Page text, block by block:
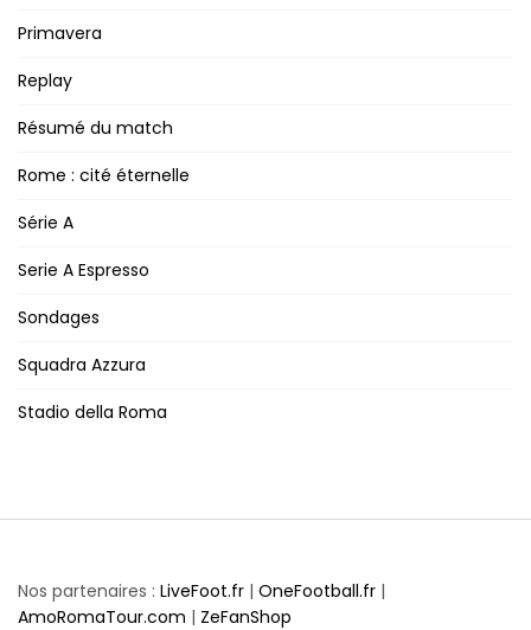
Primavera
Replay
Résumé du match
Rome : cité éternelle
Série A
Serie A Espresso
Sondages
Squadra Azzura
Stadio della Roma
Nos partenaires : LiveFoot.fr | OneFootball.fr |
AmoRomaTour.com | ZeFanShop